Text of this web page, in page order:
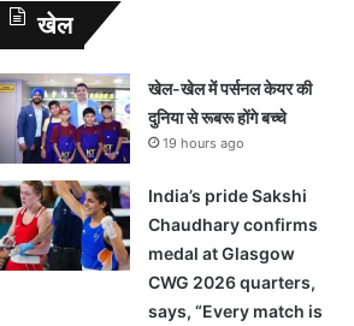
खेल
खेल-खेल में पर्सनल केयर की
दुनिया से रूबरू होंगे बच्चे
19 hours ago
India’s pride Sakshi
Chaudhary confirms
medal at Glasgow
CWG 2026 quarters,
says, “Every match is